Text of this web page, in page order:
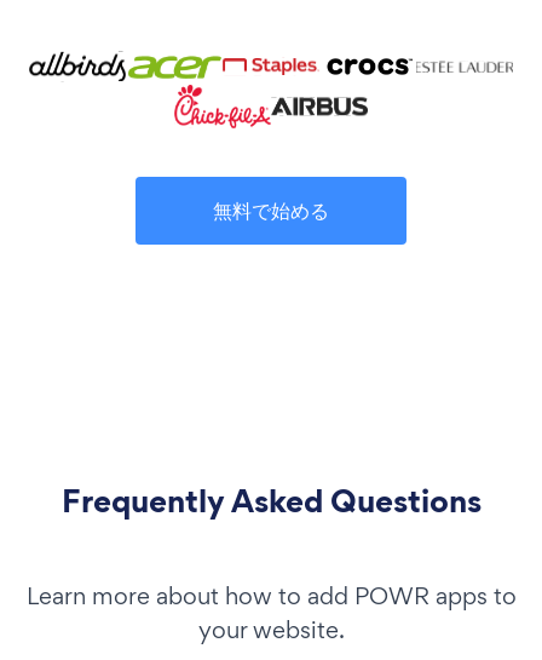
無料で始める
Frequently Asked Questions
Learn more about how to add POWR apps to
your website.